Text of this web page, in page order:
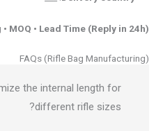
MOQ • Lead Time (Reply in 24h)
FAQs (Rifle Bag Manufacturing)
the internal length for
different rifle sizes?